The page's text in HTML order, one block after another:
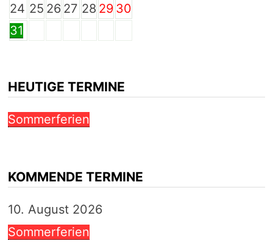
24 25 26 27 28 29 30
31
HEUTIGE TERMINE
Sommerferien
KOMMENDE TERMINE
10. August 2026
Sommerferien